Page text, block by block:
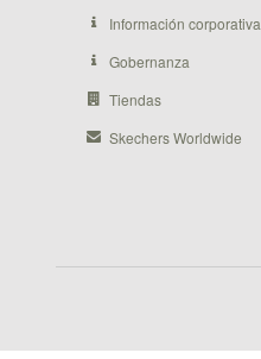
Información corporativa
Gobernanza
Tiendas
Skechers Worldwide